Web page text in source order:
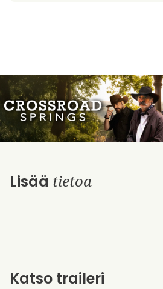
Lisää tietoa
Katso traileri